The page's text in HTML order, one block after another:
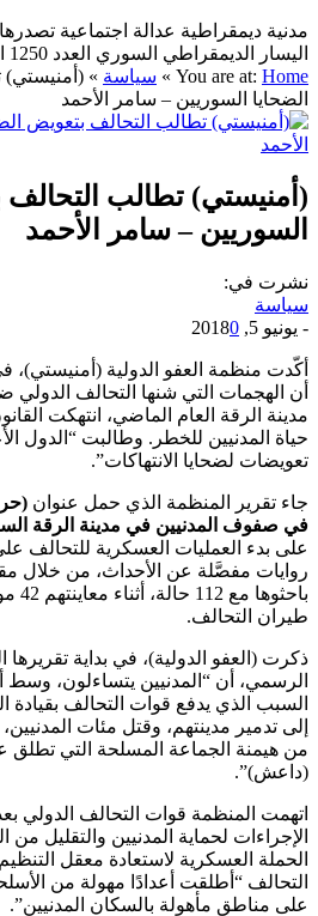
مدنية ديمقراطية عدالة اجتماعية
اليسار الديمقراطي السوري العدد 1250 الأحد 09/01/2023
You are at: Home
» سياسة » (أمنيستي)
الضحايا السوريين – سامر الأحمد
(أمنيستي) تطالب التحالف
السوريين – سامر الأحمد
نشرت في:
سياسة
- يونيو 5, 2018 0
أكّدت منظمة العفو الدولية (أمنيستي)، في
أن الهجمات التي شنها التحالف
مدينة الرقة العام الماضي، انتهكت
حياة المدنيين للخطر. وطالبت “الدول
تعويضات لضحايا الانتهاكات”.
جاء تقرير المنظمة الذي حمل عنوان
في صفوف المدنيين في مدينة الرقة
على بدء العمليات العسكرية للتحالف
روايات مفصَّلة عن الأحداث، من خلال
طيران التحالف.
ذكرت (العفو الدولية)، في بداية
الرسمي، أن “المدنيين يتساءلون، وسط
السبب الذي يدفع قوات التحالف بقيادة
إلى تدمير مدينتهم، وقتل مئات
من هيمنة الجماعة المسلحة التي تطلق
(داعش)”.
اتهمت المنظمة قوات التحالف الدولي
الإجراءات لحماية المدنيين والتقليل
الحملة العسكرية لاستعادة معقل
التحالف “أطلقت أعدادًا مهولة من
على مناطق مأهولة بالسكان المدنيين”.